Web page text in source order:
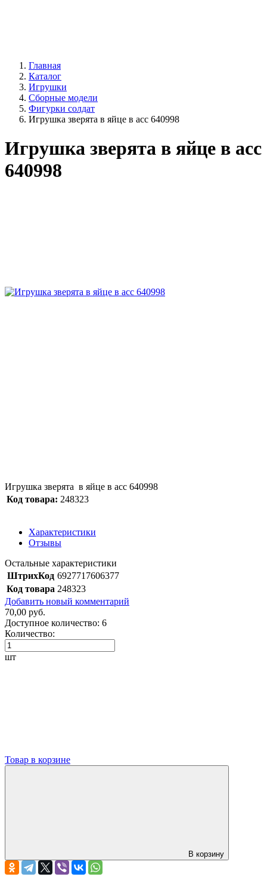
Главная
Каталог
Игрушки
Сборные модели
Фигурки солдат
Игрушка зверята в яйце в асс 640998
Игрушка зверята в яйце в асс
640998
Игрушка зверята в яйце в асс 640998
Код товара: 248323
Характеристики
Отзывы
Остальные характеристики
ШтрихКод 6927717606377
Код товара 248323
Добавить новый комментарий
70,00 руб.
Доступное количество: 6
Количество:
шт
Товар в корзине
В корзину